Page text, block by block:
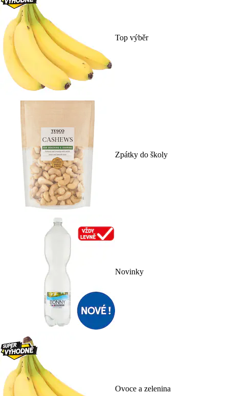
Top výběr
Zpátky do školy
Novinky
Ovoce a zelenina